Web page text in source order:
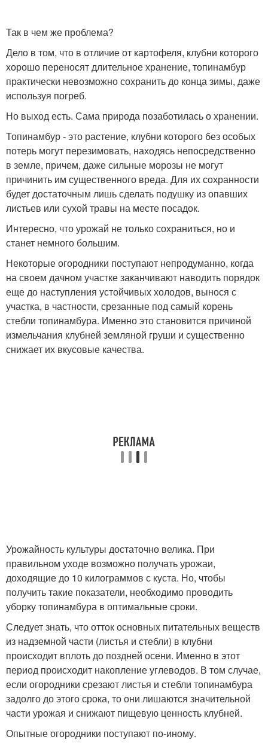
Так в чем же проблема?
Дело в том, что в отличие от картофеля, клубни которого
хорошо переносят длительное хранение, топинамбур
практически невозможно сохранить до конца зимы, даже
используя погреб.
Но выход есть. Сама природа позаботилась о хранении.
Топинамбур - это растение, клубни которого без особых
потерь могут перезимовать, находясь непосредственно
в земле, причем, даже сильные морозы не могут
причинить им существенного вреда. Для их сохранности
будет достаточным лишь сделать подушку из опавших
листьев или сухой травы на месте посадок.
Интересно, что урожай не только сохраниться, но и
станет немного большим.
Некоторые огородники поступают непродуманно, когда
на своем дачном участке заканчивают наводить порядок
еще до наступления устойчивых холодов, вынося с
участка, в частности, срезанные под самый корень
стебли топинамбура. Именно это становится причиной
измельчания клубней земляной груши и существенно
снижает их вкусовые качества.
Урожайность культуры достаточно велика. При
правильном уходе возможно получать урожаи,
доходящие до 10 килограммов с куста. Но, чтобы
получить такие показатели, необходимо проводить
уборку топинамбура в оптимальные сроки.
Следует знать, что отток основных питательных веществ
из надземной части (листья и стебли) в клубни
происходит вплоть до поздней осени. Именно в этот
период происходит накопление углеводов. В том случае,
если огородники срезают листья и стебли топинамбура
задолго до этого срока, то они лишаются значительной
части урожая и снижают пищевую ценность клубней.
Опытные огородники поступают по-иному.